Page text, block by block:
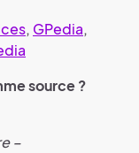
, GPedia,
source ?
–